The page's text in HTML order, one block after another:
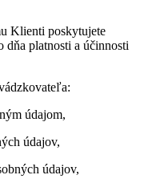
Klienti poskytujete
platnosti a účinnosti
údajom,
údajov,
údajov,